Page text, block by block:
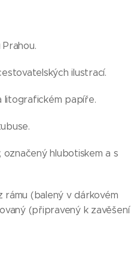
ilustrací.
litografickém papíře.
hlubotiskem a s
(balený v dárkovém
(připravený k zavěšení